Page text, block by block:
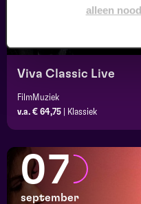
alleen
Viva Classic Live
FilmMuziek
v.a. € 64,75
Klassiek
07
september